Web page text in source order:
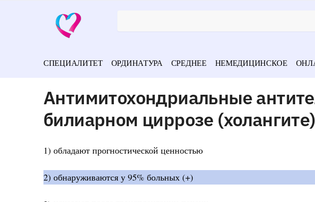
СПЕЦИАЛИТЕТ ОРДИНАТУРА СРЕДНЕЕ НЕМЕДИЦИНСКОЕ
Антимитохондриальные
билиарном циррозе (холангите)
1) обладают прогностической ценностью
2) обнаруживаются у 95% больных (+)